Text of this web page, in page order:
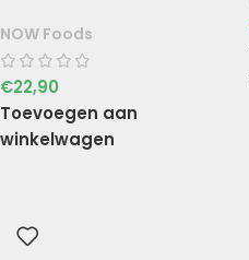
NOW Foods
€22,90
Toevoegen aan
winkelwagen